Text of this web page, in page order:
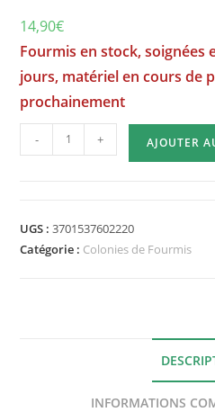
14,90€
Fourmis en stock, soignées
jours, matériel en cours de
prochainement
quantité
de
-
Colonie
- + AJOUTER
UGS :3701537602220
Catégorie : Colonies de Fourmis
INFORMATIONS